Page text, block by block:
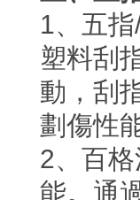
1、五
塑料刮
動，刮
劃傷性
2、百
能。通